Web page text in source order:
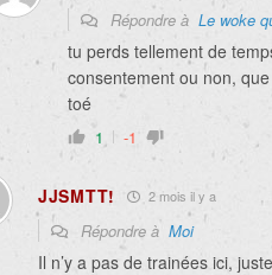
Répondre à Le woke
tu perds tellement de
consentement ou non,
toé
1 -1
JJSMTT! 2 mois il y a
Répondre à Moi
Il n’y a pas de trainées ici,